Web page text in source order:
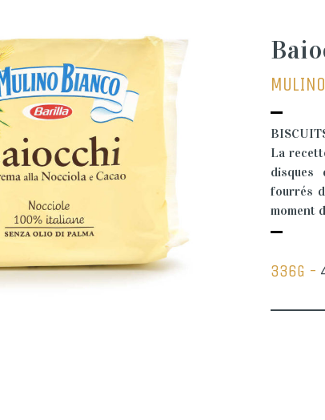
La
disques
fourrés
moment
336G -